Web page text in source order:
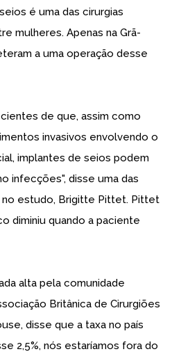
é uma das cirurgias
mulheres. Apenas na Grã-
a uma operação desse
de que, assim como
invasivos envolvendo o
implantes de seios podem
infecções", disse uma das
no estudo, Brigitte Pittet. Pittet
diminiu quando a paciente
alta pela comunidade
Britânica de Cirurgiões
disse que a taxa no país
2,5%, nós estaríamos fora do